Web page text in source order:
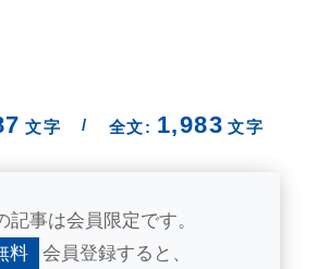
文字 / 全文: 1,983 文字
記事は会員限定です。
料
会員登録すると、